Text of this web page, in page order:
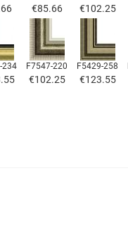
€85.66 €102.25
234 F7547-220
€102.25
F5429-258
€123.55